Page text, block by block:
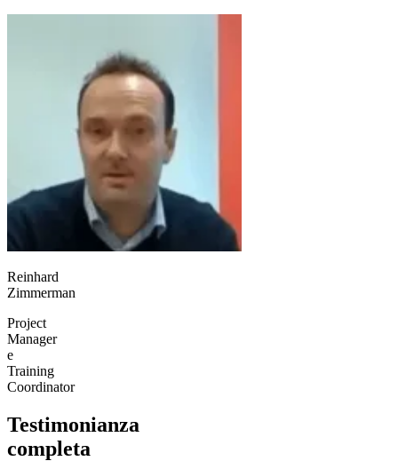
Reinhard
Zimmerman
Project
Manager
e
Training
Coordinator
Testimonianza
completa